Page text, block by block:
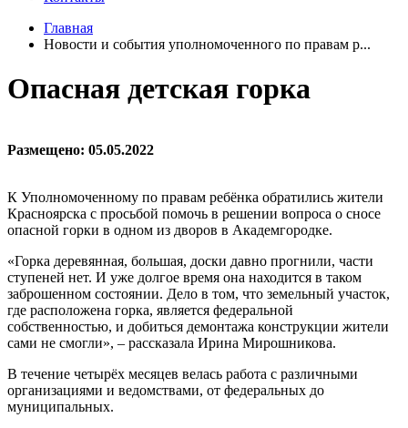
Главная
Новости и события уполномоченного по правам р...
Опасная детская горка
Размещено: 05.05.2022
К Уполномоченному по правам ребёнка обратились жители
Красноярска с просьбой помочь в решении вопроса о сносе
опасной горки в одном из дворов в Академгородке.
«Горка деревянная, большая, доски давно прогнили, части
ступеней нет. И уже долгое время она находится в таком
заброшенном состоянии. Дело в том, что земельный участок,
где расположена горка, является федеральной
собственностью, и добиться демонтажа конструкции жители
сами не смогли», – рассказала Ирина Мирошникова.
В течение четырёх месяцев велась работа с различными
организациями и ведомствами, от федеральных до
муниципальных.